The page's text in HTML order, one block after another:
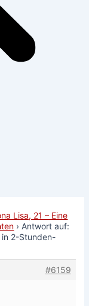
Lisa, 21 – Eine
› Antwort auf:
in 2-Stunden-
#6159